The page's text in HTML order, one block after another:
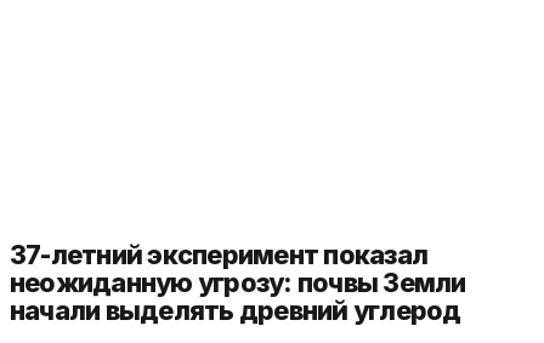
37-летний эксперимент показал
неожиданную угрозу: почвы Земли
начали выделять древний углерод